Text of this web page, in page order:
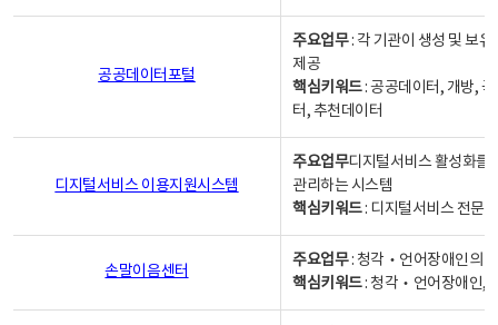
공공데이터포털
주요업무: 각 기관이 생성 및 보
제공
핵심키워드: 공공데이터, 개방,
터, 추천데이터
디지털서비스 이용지원시스템
주요업무디지털서비스 활성화를
관리하는 시스템
핵심키워드: 디지털서비스 전문
손말이음센터
주요업무: 청각‧언어장애인의
핵심키워드: 청각‧언어장애인,